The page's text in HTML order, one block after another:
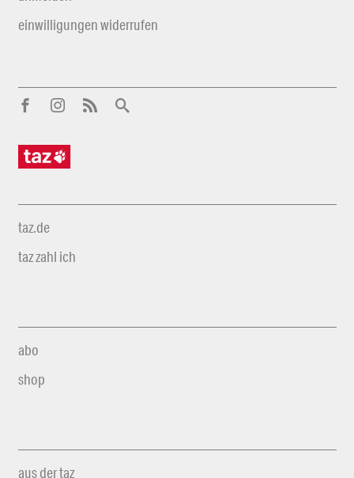
einwilligungen widerrufen
taz.de
taz zahl ich
abo
shop
aus der taz